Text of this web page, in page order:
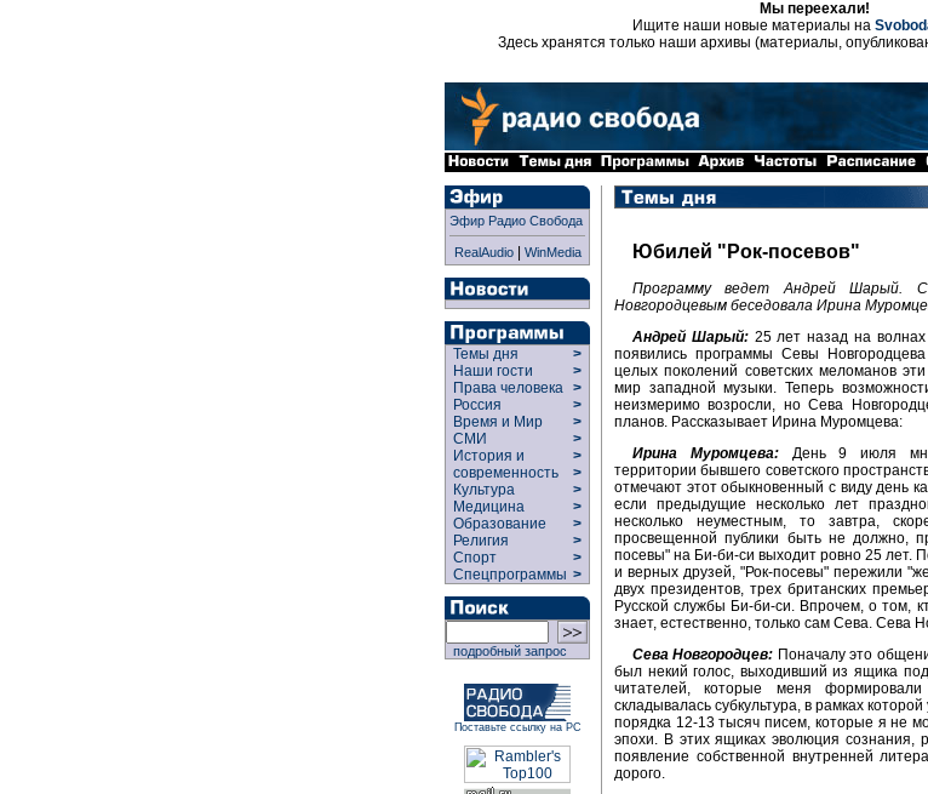
Мы переехали!
Ищите наши новые материалы на
Здесь хранятся только наши архивы (материалы,
Эфир Радио Свобода
RealAudio| WinMedia
Темы дня
>
Наши гости
>
Права человека >
Россия
>
Время и Мир
>
СМИ
>
История и
современность
>
>
Культура
>
Медицина
>
Образование
>
Религия
>
Спорт
>
Спецпрограммы >
подробный запрос
Поставьте ссылку на РС
Юбилей "Рок-посевов"
Программу ведет Андрей Шарый. С
Новгородцевым беседовала Ирина
Андрей Шарый:25 лет назад на волнах
появились программы Севы
целых поколений советских меломанов
мир западной музыки. Теперь
неизмеримо возросли, но Сева
планов. Рассказывает Ирина Муромцева:
Ирина Муромцева:День 9 июля
территории бывшего советского
отмечают этот обыкновенный с виду день
если предыдущие несколько лет
несколько неуместным, то завтра,
просвещенной публики быть не должно,
посевы" на Би-би-си выходит ровно 25 лет.
и верных друзей, "Рок-посевы" пережили
двух президентов, трех британских
Русской службы Би-би-си. Впрочем, о том,
знает, естественно, только сам Сева. Сева
Сева Новгородцев: Поначалу это
был некий голос, выходивший из ящика
читателей, которые меня
складывалась субкультура, в рамках
порядка 12-13 тысяч писем, которые я не
эпохи. В этих ящиках эволюция сознания,
появление собственной внутренней
дорого.